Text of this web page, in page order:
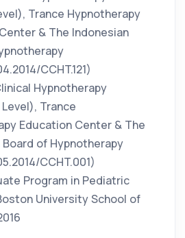
Trance Hypnotherapy
& The Indonesian
CCHT.121)
Hypnotherapy
Trance
Education Center & The
Board of Hypnotherapy
CCHT.001)
Program in Pediatric
University School of